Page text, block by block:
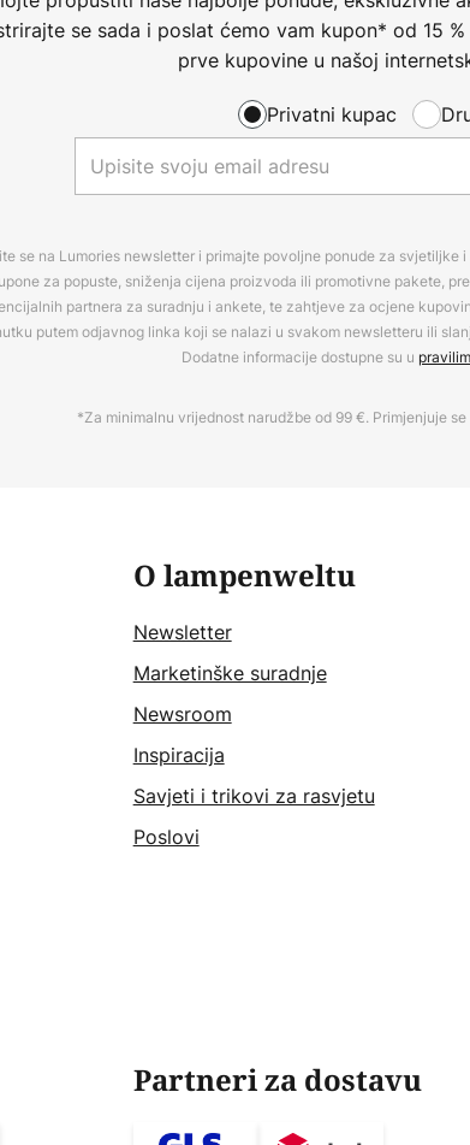
se sada i poslat ćemo vam kupon* od 15
prve kupovine u našoj
Privatni kupac
se na Lumories newsletter i primajte povoljne ponude za svjetiljke
za popuste, sniženja cijena proizvoda ili promotivne pakete,
partnera za suradnju i ankete, te zahtjeve za ocjene
putem odjavnog linka koji se nalazi u svakom newsletteru ili
Dodatne informacije dostupne su u
*Za minimalnu vrijednost narudžbe od 99 €. Primjenjuje se
O lampenweltu
Newsletter
Marketinške suradnje
Newsroom
Inspiracija
Savjeti i trikovi za rasvjetu
Poslovi
Partneri za dostavu